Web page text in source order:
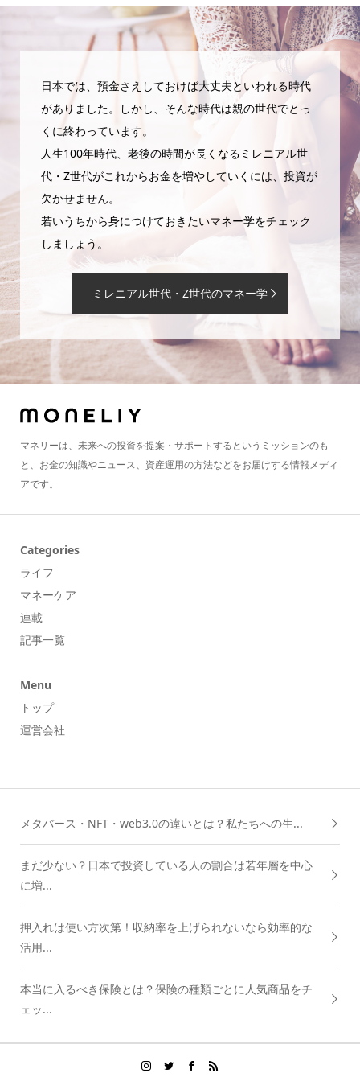
日本では、預金さえしておけば大丈夫といわれる時代
がありました。しかし、そんな時代は親の世代でとっ
くに終わっています。
人生100年時代、老後の時間が長くなるミレニアル世
代・Z世代がこれからお金を増やしていくには、投資が
欠かせません。
若いうちから身につけておきたいマネー学をチェック
しましょう。
ミレニアル世代・Z世代のマネー学
マネリーは、未来への投資を提案・サポートするというミッションのも
と、お金の知識やニュース、資産運用の方法などをお届けする情報メディ
アです。
Categories
ライフ
マネーケア
連載
記事一覧
Menu
トップ
運営会社
メタバース・NFT・web3.0の違いとは？私たちへの生...
まだ少ない？日本で投資している人の割合は若年層を中心
に増...
押入れは使い方次第！収納率を上げられないなら効率的な
活用...
本当に入るべき保険とは？保険の種類ごとに人気商品をチ
ェッ...